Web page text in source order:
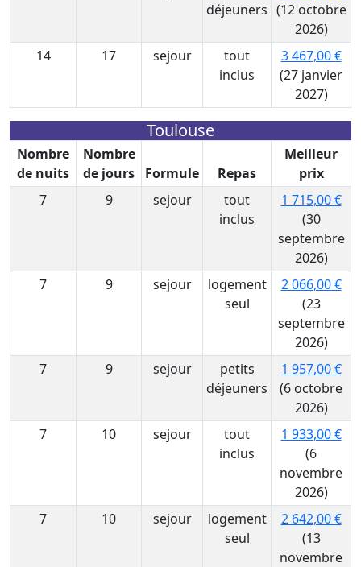
déjeuners (12 octobre
2026)
14
17 sejour
tout
inclus
3 467,00 €
(27 janvier
2027)
Toulouse
Nombre
de nuits
Nombre
de jours
Formule Repas
Meilleur
prix
7
9 sejour
tout
inclus
1 715,00 €
(30
septembre
2026)
7
9 sejour
logement
seul
2 066,00 €
(23
septembre
2026)
7
9 sejour
petits
déjeuners
1 957,00 €
(6 octobre
2026)
7
10 sejour
tout
inclus
1 933,00 €
(6
novembre
2026)
7
10 sejour
logement
seul
2 642,00 €
(13
novembre